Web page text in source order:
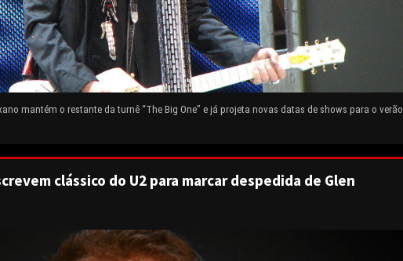
mantém o restante da turnê “The Big One” e já projeta novas datas de shows para o verão
clássico do U2 para marcar despedida de Glen